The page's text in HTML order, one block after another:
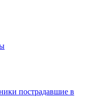
пострадавшие в